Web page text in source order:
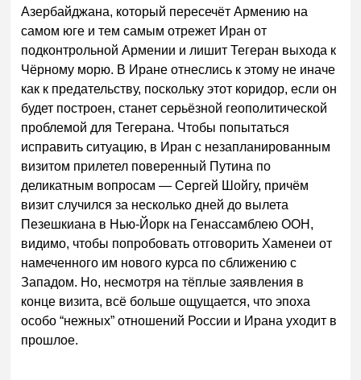
Азербайджана, который пересечёт Армению на
самом юге и тем самым отрежет Иран от
подконтрольной Армении и лишит Тегеран выхода к
Чёрному морю. В Иране отнеслись к этому не иначе
как к предательству, поскольку этот коридор, если он
будет построен, станет серьёзной геополитической
проблемой для Тегерана. Чтобы попытаться
исправить ситуацию, в Иран с незапланированным
визитом прилетел поверенный Путина по
деликатным вопросам — Сергей Шойгу, причём
визит случился за несколько дней до вылета
Пезешкиана в Нью-Йорк на Генассамблею ООН,
видимо, чтобы попробовать отговорить Хаменеи от
намеченного им нового курса по сближению с
Западом. Но, несмотря на тёплые заявления в
конце визита, всё больше ощущается, что эпоха
особо “нежных” отношений России и Ирана уходит в
прошлое.